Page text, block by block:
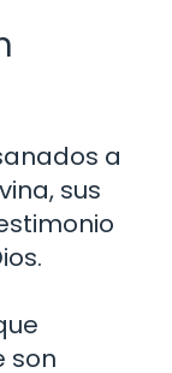
a
sus
son